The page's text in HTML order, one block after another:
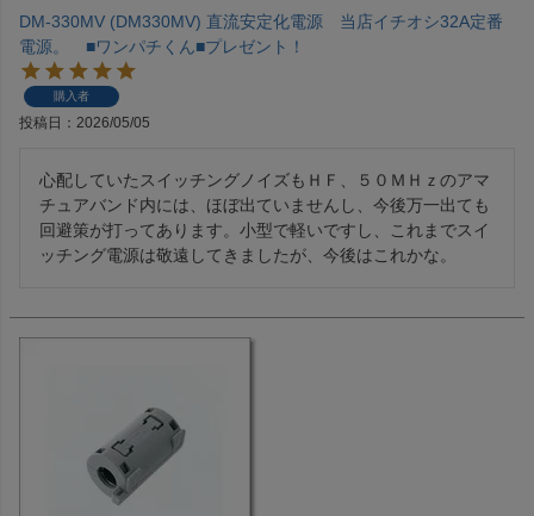
DM-330MV (DM330MV) 直流安定化電源 当店イチオシ32A定番
電源。 ■ワンパチくん■プレゼント！
購入者
投稿日 2026/05/05
心配していたスイッチングノイズもＨＦ、５０ＭＨｚのアマ
チュアバンド内には、ほぼ出ていませんし、今後万一出ても
回避策が打ってあります。小型で軽いですし、これまでスイ
ッチング電源は敬遠してきましたが、今後はこれかな。